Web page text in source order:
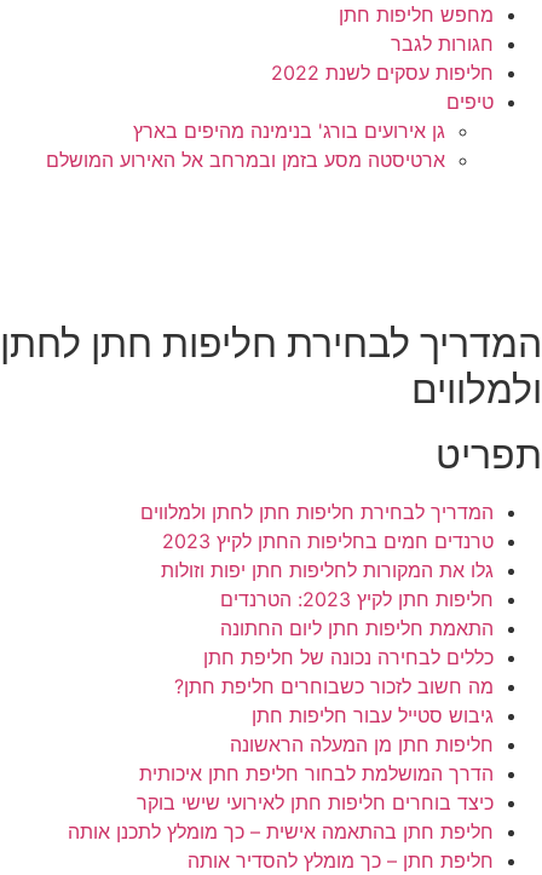
מחפש חליפות חתן
חגורות לגבר
חליפות עסקים לשנת 2022
טיפים
גן אירועים בורג' בנימינה מהיפים בארץ
ארטיסטה מסע בזמן ובמרחב אל האירוע המושלם
המדריך לבחירת חליפות חתן לחתן
ולמלווים
תפריט
המדריך לבחירת חליפות חתן לחתן ולמלווים
טרנדים חמים בחליפות החתן לקיץ 2023
גלו את המקורות לחליפות חתן יפות וזולות
חליפות חתן לקיץ 2023: הטרנדים
התאמת חליפות חתן ליום החתונה
כללים לבחירה נכונה של חליפת חתן
מה חשוב לזכור כשבוחרים חליפת חתן?
גיבוש סטייל עבור חליפות חתן
חליפות חתן מן המעלה הראשונה
הדרך המושלמת לבחור חליפת חתן איכותית
כיצד בוחרים חליפות חתן לאירועי שישי בוקר
חליפת חתן בהתאמה אישית – כך מומלץ לתכנן אותה
חליפת חתן – כך מומלץ להסדיר אותה